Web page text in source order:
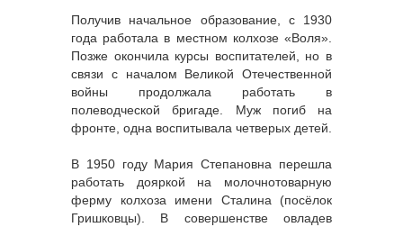
Получив начальное образование, с 1930
года работала в местном колхозе «Воля».
Позже окончила курсы воспитателей, но в
связи с началом Великой Отечественной
войны продолжала работать в
полеводческой бригаде. Муж погиб на
фронте, одна воспитывала четверых детей.
В 1950 году Мария Степановна перешла
работать дояркой на молочнотоварную
ферму колхоза имени Сталина (посёлок
Гришковцы). В совершенстве овладев